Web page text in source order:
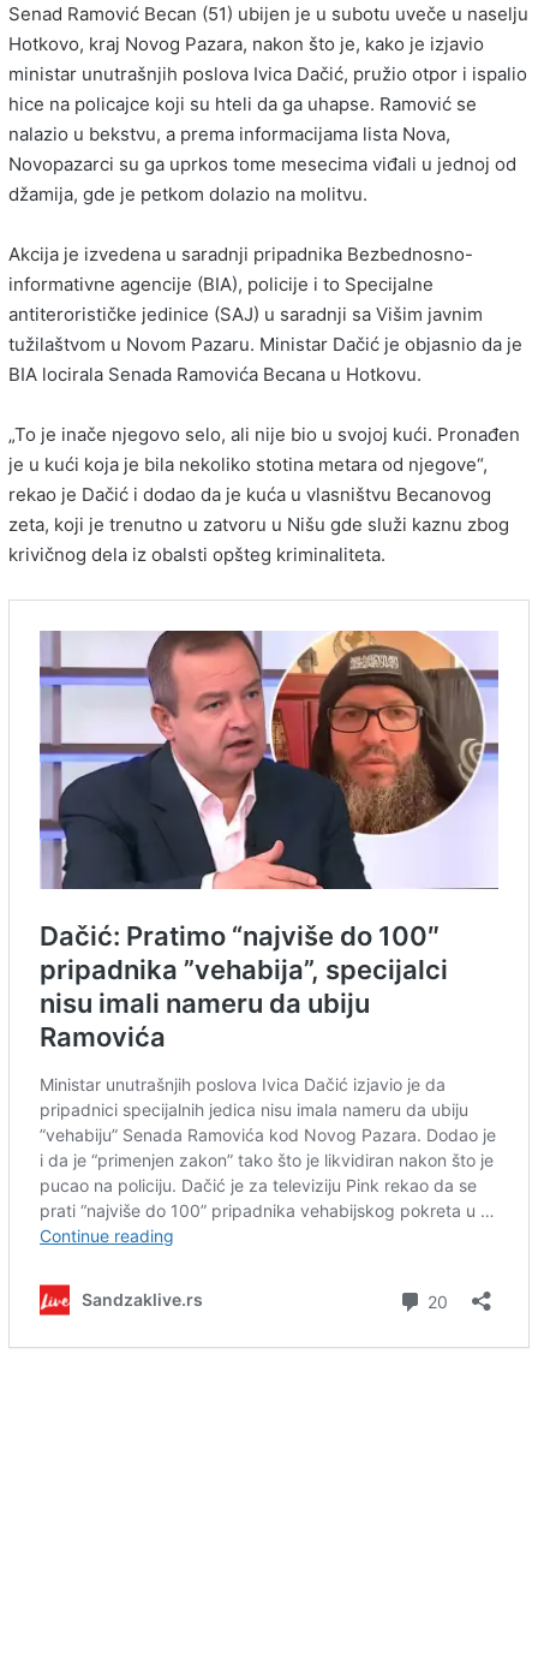
Senad Ramović Becan (51) ubijen je u subotu uveče u naselju
Hotkovo, kraj Novog Pazara, nakon što je, kako je izjavio
ministar unutrašnjih poslova Ivica Dačić, pružio otpor i ispalio
hice na policajce koji su hteli da ga uhapse. Ramović se
nalazio u bekstvu, a prema informacijama lista Nova,
Novopazarci su ga uprkos tome mesecima viđali u jednoj od
džamija, gde je petkom dolazio na molitvu.
Akcija je izvedena u saradnji pripadnika Bezbednosno-
informativne agencije (BIA), policije i to Specijalne
antiterorističke jedinice (SAJ) u saradnji sa Višim javnim
tužilaštvom u Novom Pazaru. Ministar Dačić je objasnio da je
BIA locirala Senada Ramovića Becana u Hotkovu.
„To je inače njegovo selo, ali nije bio u svojoj kući. Pronađen
je u kući koja je bila nekoliko stotina metara od njegove“,
rekao je Dačić i dodao da je kuća u vlasništvu Becanovog
zeta, koji je trenutno u zatvoru u Nišu gde služi kaznu zbog
krivičnog dela iz obalsti opšteg kriminaliteta.